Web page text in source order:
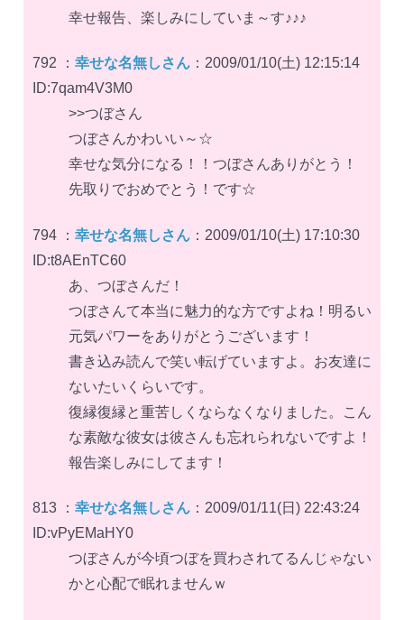
幸せ報告、楽しみにしていま～す♪♪♪
792 ： 幸せな名無しさん ：2009/01/10(土) 12:15:14
ID:7qam4V3M0
>>つぼさん
つぼさんかわいい～☆
幸せな気分になる！！つぼさんありがとう！
先取りでおめでとう！です☆
794 ： 幸せな名無しさん ：2009/01/10(土) 17:10:30
ID:t8AEnTC60
あ、つぼさんだ！
つぼさんて本当に魅力的な方ですよね！明るい
元気パワーをありがとうございます！
書き込み読んで笑い転げていますよ。お友達に
ないたいくらいです。
復縁復縁と重苦しくならなくなりました。こん
な素敵な彼女は彼さんも忘れられないですよ！
報告楽しみにしてます！
813 ： 幸せな名無しさん ：2009/01/11(日) 22:43:24
ID:vPyEMaHY0
つぼさんが今頃つぼを買わされてるんじゃない
かと心配で眠れませんｗ